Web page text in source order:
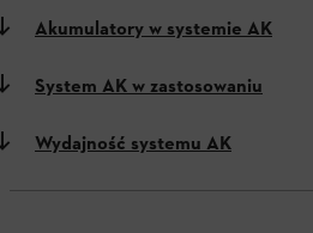
Akumulatory w systemie AK
System AK w zastosowaniu
Wydajność systemu AK